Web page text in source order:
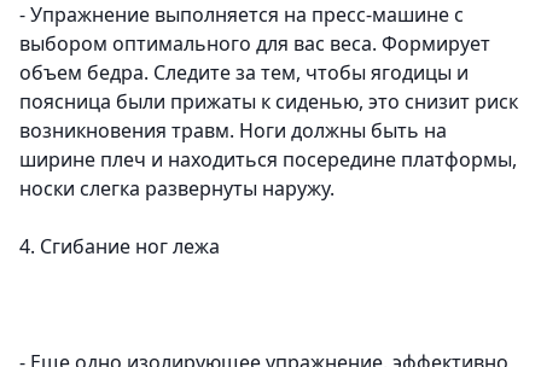
- Упражнение выполняется на пресс-машине с
выбором оптимального для вас веса. Формирует
объем бедра. Следите за тем, чтобы ягодицы и
поясница были прижаты к сиденью, это снизит риск
возникновения травм. Ноги должны быть на
ширине плеч и находиться посередине платформы,
носки слегка развернуты наружу.
4. Сгибание ног лежа